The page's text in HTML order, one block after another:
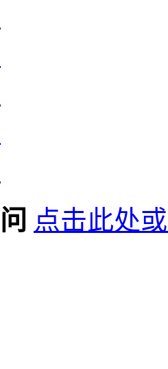
点击此处